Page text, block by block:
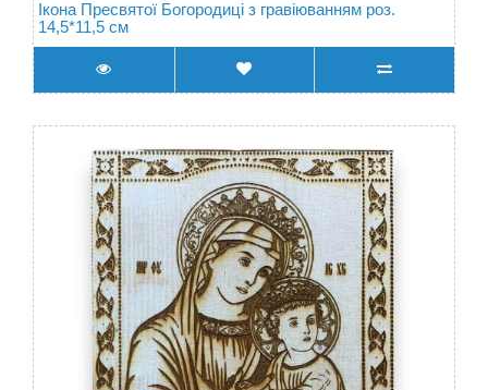
Ікона Пресвятої Богородиці з гравіюванням роз.
14,5*11,5 см